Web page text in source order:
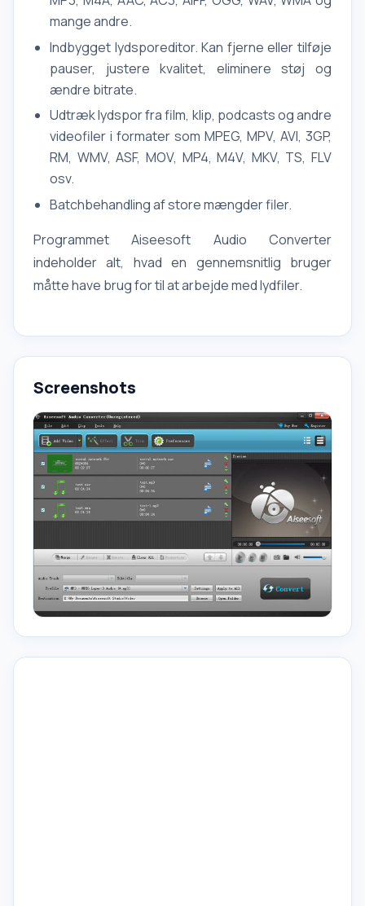
mange andre.
Indbygget lydsporeditor. Kan fjerne eller tilføje
pauser, justere kvalitet, eliminere støj og
ændre bitrate.
Udtræk lydspor fra film, klip, podcasts og andre
videofiler i formater som MPEG, MPV, AVI, 3GP,
RM, WMV, ASF, MOV, MP4, M4V, MKV, TS, FLV
osv.
Batchbehandling af store mængder filer.
Programmet Aiseesoft Audio Converter
indeholder alt, hvad en gennemsnitlig bruger
måtte have brug for til at arbejde med lydfiler.
Screenshots